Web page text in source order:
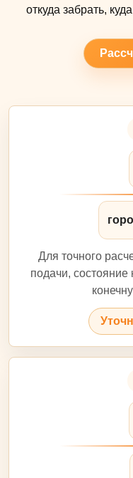
откуда забрать,
Для точного
подачи, состояние